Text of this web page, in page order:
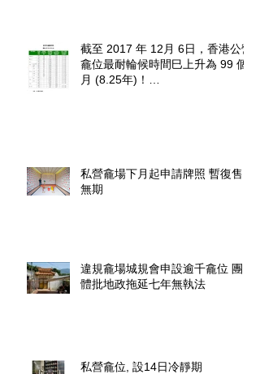
截至 2017 年 12月 6日，香港公營
龕位最耐輪候時間巳上升為 99 個
月 (8.25年)！
私營龕場下月起申請牌照 暫復售
無期
違規龕場城規會申設逾千龕位 團
體批地政拖延七年無執法
私營龕位, 設14日冷靜期